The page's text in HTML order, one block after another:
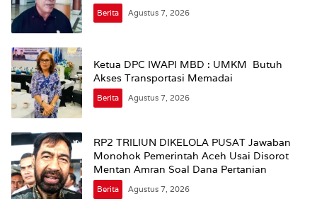
Berita Agustus 7, 2026
Ketua DPC IWAPI MBD : UMKM Butuh
Akses Transportasi Memadai
Berita Agustus 7, 2026
RP2 TRILIUN DIKELOLA PUSAT Jawaban
Monohok Pemerintah Aceh Usai Disorot
Mentan Amran Soal Dana Pertanian
Berita Agustus 7, 2026